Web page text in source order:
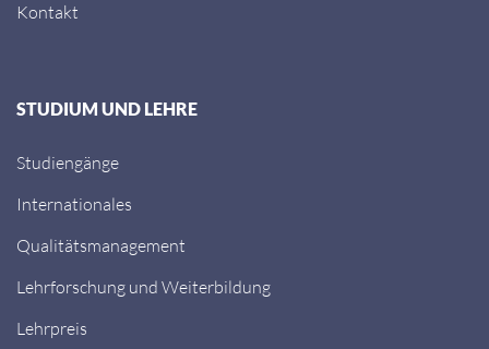
Kontakt
STUDIUM UND LEHRE
Studiengänge
Internationales
Qualitätsmanagement
Lehrforschung und Weiterbildung
Lehrpreis